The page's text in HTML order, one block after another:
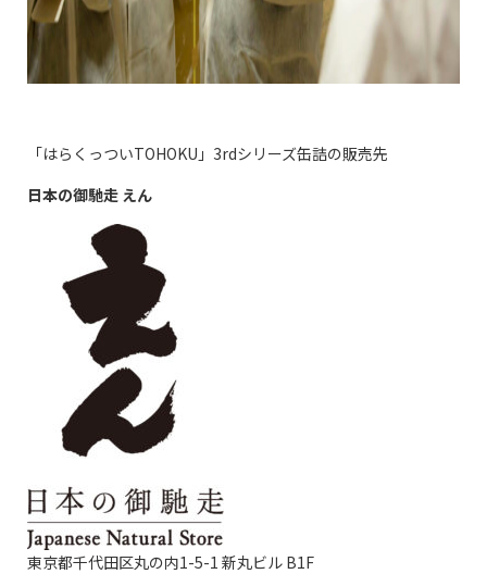
「はらくっついTOHOKU 」 3rdシリーズ缶詰の販売先
日本の御馳走 えん
東京都千代田区丸の内1-5-1 新丸ビル B1F